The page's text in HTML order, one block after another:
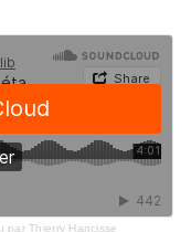
Thierry Hancisse